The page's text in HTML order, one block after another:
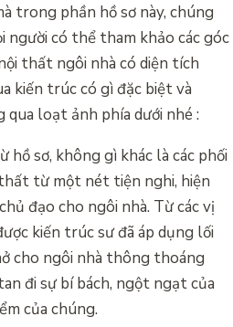
trong phần hồ sơ này, chúng
người có thể tham khảo các góc
thất ngôi nhà có diện tích
kiến trúc có gì đặc biệt và
loạt ảnh phía dưới nhé :
sơ, không gì khác là các phối
từ một nét tiện nghi, hiện
đạo cho ngôi nhà. Từ các vị
kiến trúc sư đã áp dụng lối
cho ngôi nhà thông thoáng
đi sự bí bách, ngột ngạt của
của chúng.